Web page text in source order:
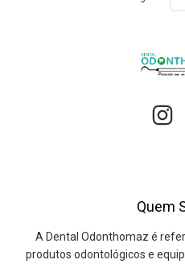
Quem
A Dental Odonthomaz é
produtos odontológicos e